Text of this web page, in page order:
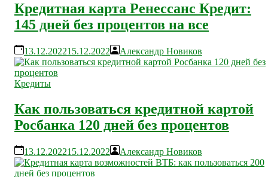
Кредитная карта Ренессанс Кредит:
145 дней без процентов на все
13.12.202215.12.2022 Александр Новиков
Кредиты
Как пользоваться кредитной картой
Росбанка 120 дней без процентов
13.12.202215.12.2022 Александр Новиков